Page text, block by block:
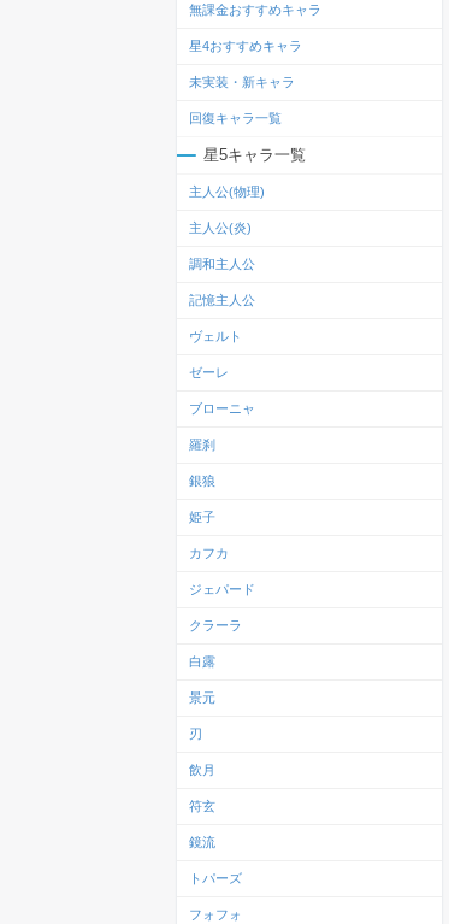
無課金おすすめキャラ
星4おすすめキャラ
未実装・新キャラ
回復キャラ一覧
星5キャラ一覧
主人公(物理)
主人公(炎)
調和主人公
記憶主人公
ヴェルト
ゼーレ
ブローニャ
羅刹
銀狼
姫子
カフカ
ジェパード
クラーラ
白露
景元
刃
飲月
符玄
鏡流
トパーズ
フォフォ